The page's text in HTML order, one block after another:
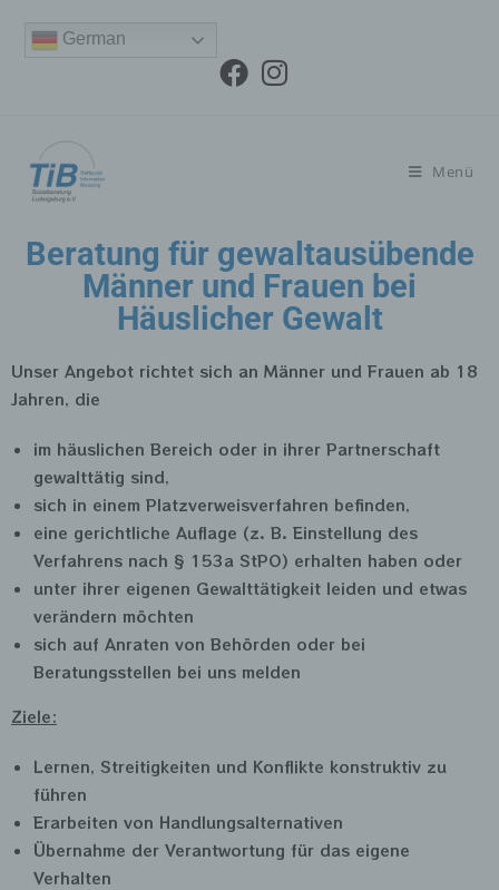
German
Menü
Beratung für gewaltausübende
Männer und Frauen bei
Häuslicher Gewalt
Unser Angebot richtet sich an Männer und Frauen ab 18
Jahren, die
im häuslichen Bereich oder in ihrer Partnerschaft
gewalttätig sind,
sich in einem Platzverweisverfahren befinden,
eine gerichtliche Auflage (z. B. Einstellung des
Verfahrens nach § 153a StPO) erhalten haben oder
unter ihrer eigenen Gewalttätigkeit leiden und etwas
verändern möchten
sich auf Anraten von Behörden oder bei
Beratungsstellen bei uns melden
Ziele:
Lernen, Streitigkeiten und Konflikte konstruktiv zu
führen
Erarbeiten von Handlungsalternativen
Übernahme der Verantwortung für das eigene
Verhalten